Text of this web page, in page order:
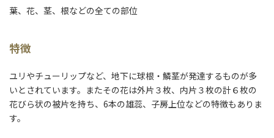
葉、花、茎、根などの全ての部位
特徴
ユリやチューリップなど、地下に球根・鱗茎が発達するものが多
いとされています。またその花は外片３枚、内片３枚の計６枚の
花びら状の被片を持ち、6本の雄蕊、子房上位などの特徴もありま
す。